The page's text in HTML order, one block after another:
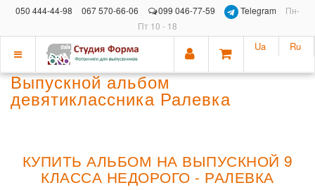
050 444-44-98 067 570-66-06 099 046-77-59 Telegram
Пн-
Пт 10 - 18
Показать
меню
Ua Ru
Выпускной альбом
девятиклассника Ралевка
КУПИТЬ АЛЬБОМ НА ВЫПУСКНОЙ 9
КЛАССА НЕДОРОГО - РАЛЕВКА